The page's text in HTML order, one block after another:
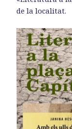
de la localitat.